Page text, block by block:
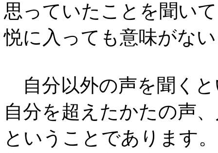
思っていたことを聞い
悦に入っても意味がな
自分以外の声を聞く
自分を超えたかたの声
ということであります